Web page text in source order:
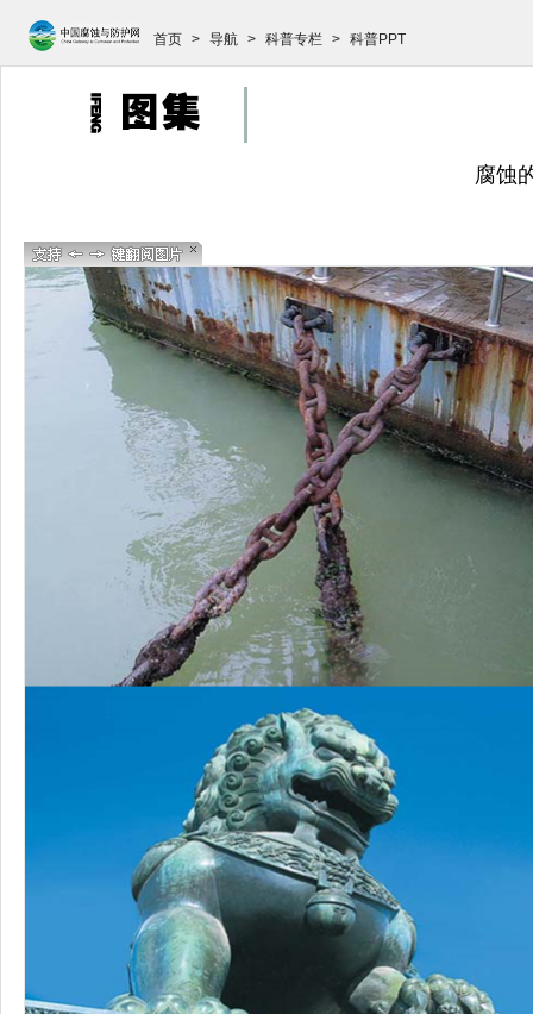
首页 > 导航 > 科普专栏 > 科普PPT
腐蚀